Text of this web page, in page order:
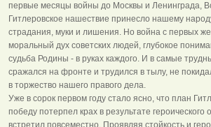
первые месяцы войны до Москвы и Ленинграда,
Гитлеровское нашествие принесло нашему
страдания, муки и лишения. Но война с первых
моральный дух советских людей, глубокое
судьба Родины - в руках каждого. И в самые
сражался на фронте и трудился в тылу, не
в торжество нашего правого дела.
Уже в сорок первом году стало ясно, что план
победу потерпел крах в результате героического
встретил повсеместно. Проявляя стойкость и